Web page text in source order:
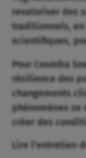
revaloriser des
traditionnels, en
scientifiques,
Pour Coumba
résilience des
changements
phénomènes se
créer des
Lire l’entretien